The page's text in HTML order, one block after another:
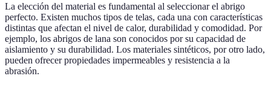
La elección del material es fundamental al seleccionar el abrigo
perfecto. Existen muchos tipos de telas, cada una con características
distintas que afectan el nivel de calor, durabilidad y comodidad. Por
ejemplo, los abrigos de lana son conocidos por su capacidad de
aislamiento y su durabilidad. Los materiales sintéticos, por otro lado,
pueden ofrecer propiedades impermeables y resistencia a la
abrasión.